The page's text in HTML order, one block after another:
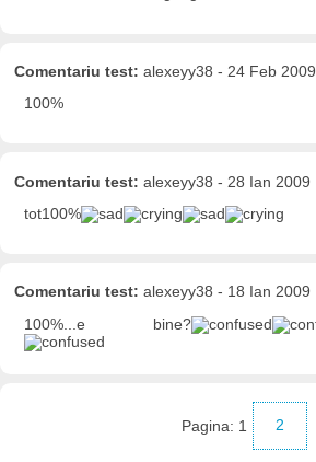
Comentariu test: alexeyy38 - 24 Feb 2009
100%
Comentariu test: alexeyy38 - 28 Ian 2009
tot100%
Comentariu test: alexeyy38 - 18 Ian 2009
100%...e bine?
Pagina: 1 2